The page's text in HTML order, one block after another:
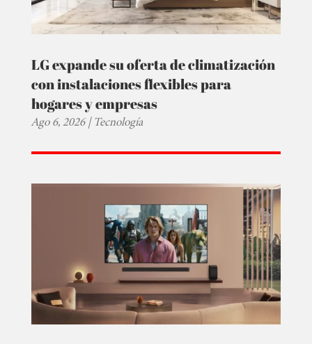
LG expande su oferta de climatización
con instalaciones flexibles para
hogares y empresas
Ago 6, 2026|Tecnología